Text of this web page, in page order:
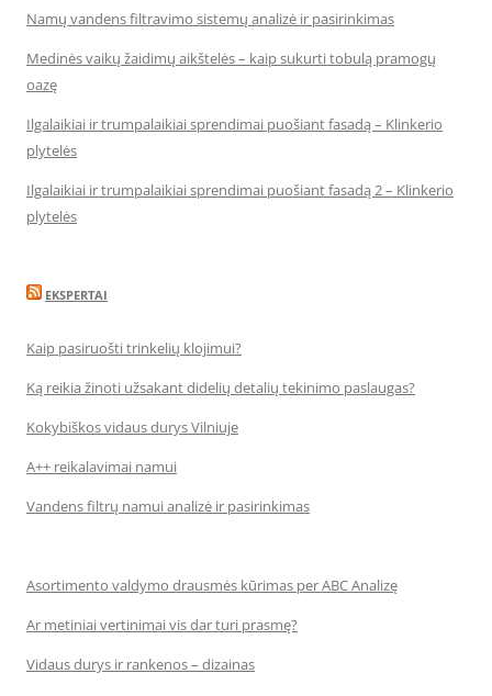
Namų vandens filtravimo sistemų analizė ir pasirinkimas
Medinės vaikų žaidimų aikštelės – kaip sukurti tobulą pramogų
oazę
Ilgalaikiai ir trumpalaikiai sprendimai puošiant fasadą – Klinkerio
plytelės
Ilgalaikiai ir trumpalaikiai sprendimai puošiant fasadą 2 – Klinkerio
plytelės
EKSPERTAI
Kaip pasiruošti trinkelių klojimui?
Ką reikia žinoti užsakant didelių detalių tekinimo paslaugas?
Kokybiškos vidaus durys Vilniuje
A++ reikalavimai namui
Vandens filtrų namui analizė ir pasirinkimas
Asortimento valdymo drausmės kūrimas per ABC Analizę
Ar metiniai vertinimai vis dar turi prasmę?
Vidaus durys ir rankenos – dizainas